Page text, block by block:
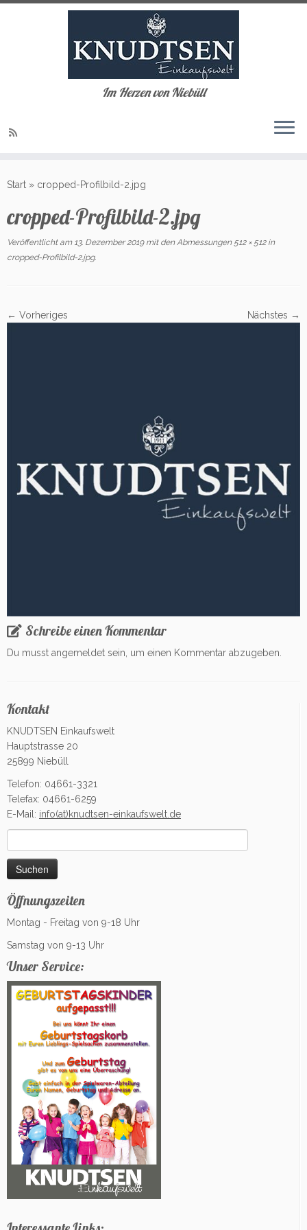
Inhalt
Im Herzen von Niebüll
Start » cropped-Profilbild-2.jpg
cropped-Profilbild-2.jpg
Veröffentlicht am 13. Dezember 2019mit den Abmessungen512 × 512in
cropped-Profilbild-2.jpg.
← Vorheriges Nächstes →
Schreibe einen Kommentar
Du musst angemeldet sein, um einen Kommentar abzugeben.
Kontakt
KNUDTSEN Einkaufswelt
Hauptstrasse 20
25899 Niebüll
Telefon: 04661-3321
Telefax: 04661-6259
E-Mail: info(at)knudtsen-einkaufswelt.de
nach:
Öffnungszeiten
Montag - Freitag von 9-18 Uhr
Samstag von 9-13 Uhr
Unser Service: